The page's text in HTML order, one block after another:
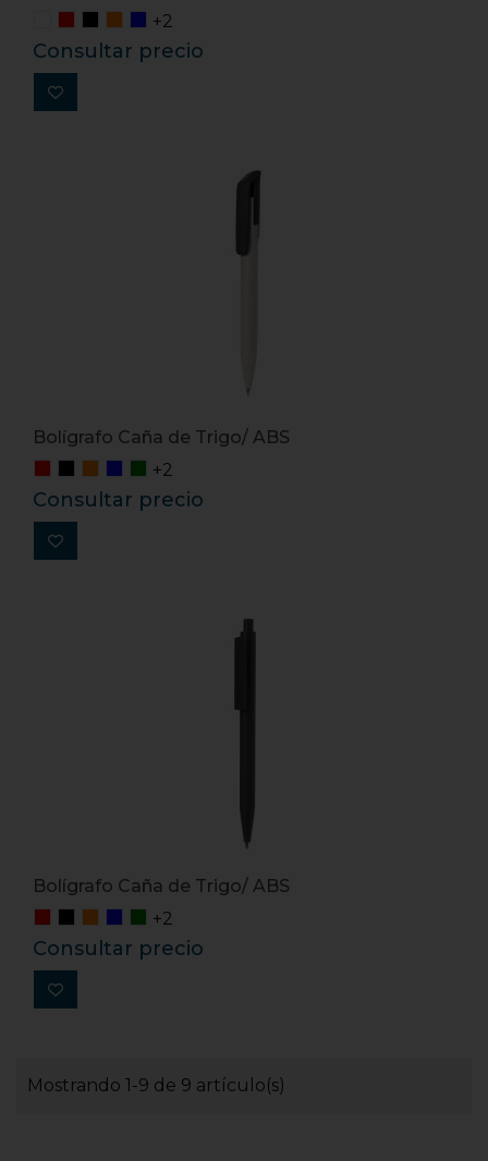
+2
Consultar precio
Bolígrafo Caña de Trigo/ ABS
+2
Consultar precio
Bolígrafo Caña de Trigo/ ABS
+2
Consultar precio
Mostrando 1-9 de 9 artículo(s)